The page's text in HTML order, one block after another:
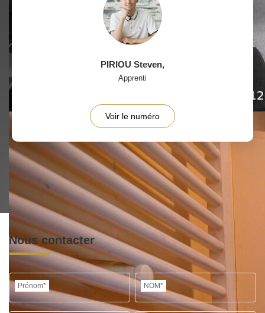
PIRIOU Steven,
Apprenti
Voir le numéro
Nous contacter
Prénom* NOM*